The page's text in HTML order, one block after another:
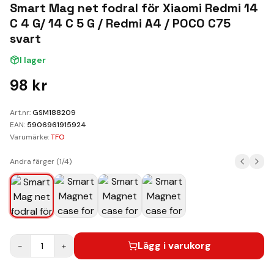
Kundvagn
Boka Reparation
Smart Mag net fodral för Xiaomi Redmi 14
C 4 G/ 14 C 5 G / Redmi A4 / POCO C75
svart
I lager
98 kr
Art.nr:GSM188209
EAN: 5906961915924
Varumärke:TFO
Andra färger (1/4)
− 1 + Lägg i varukorg